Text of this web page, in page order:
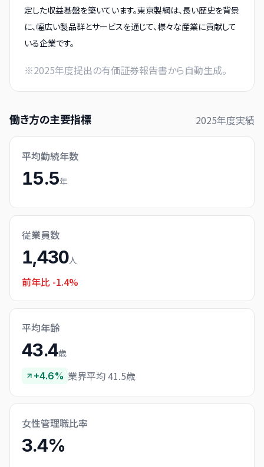
定した収益基盤を築いています。東京製綱は、長い歴史を背景
に、幅広い製品群とサービスを通じて、様々な産業に貢献して
いる企業です。
※2025年度提出の有価証券報告書から自動生成。
働き方の主要指標 2025年度実績
平均勤続年数
15.5年
従業員数
1,430人
前年比 -1.4%
平均年齢
43.4歳
+4.6% 業界平均 41.5歳
女性管理職比率
3.4%